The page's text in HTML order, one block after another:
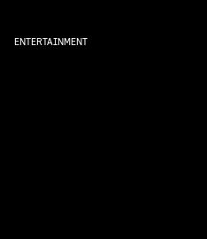
ENTERTAINMENT